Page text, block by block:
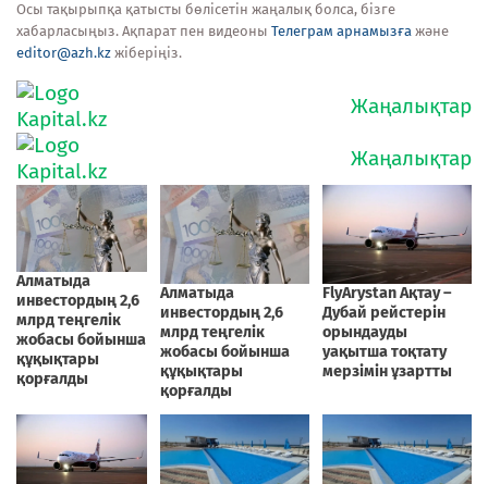
Осы тақырыпқа қатысты бөлісетін жаңалық болса, бізге
хабарласыңыз. Ақпарат пен видеоны Телеграм арнамызға және
editor@azh.kz жіберіңіз.